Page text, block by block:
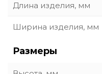
Длина изделия, мм
Ширина изделия, мм
Размеры